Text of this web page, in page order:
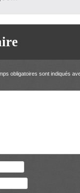
obligatoires sont indiqués